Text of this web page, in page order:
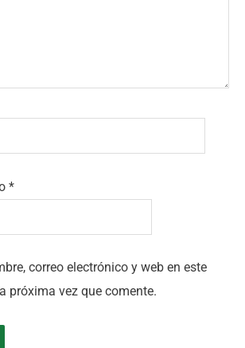
*
correo electrónico y web en este
próxima vez que comente.